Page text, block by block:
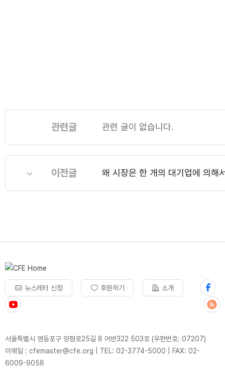
관련글 관련 글이 없습니다.
이전글 왜 시장은 한 개의 대기업에 의해
뉴스레터 신청 후원하기 소개
서울특별시 영등포구 양평로25길 8 어반322 503호 (우편번호: 07207)
이메일 : cfemaster@cfe.org
TEL: 02-3774-5000
FAX: 02-
6009-9058